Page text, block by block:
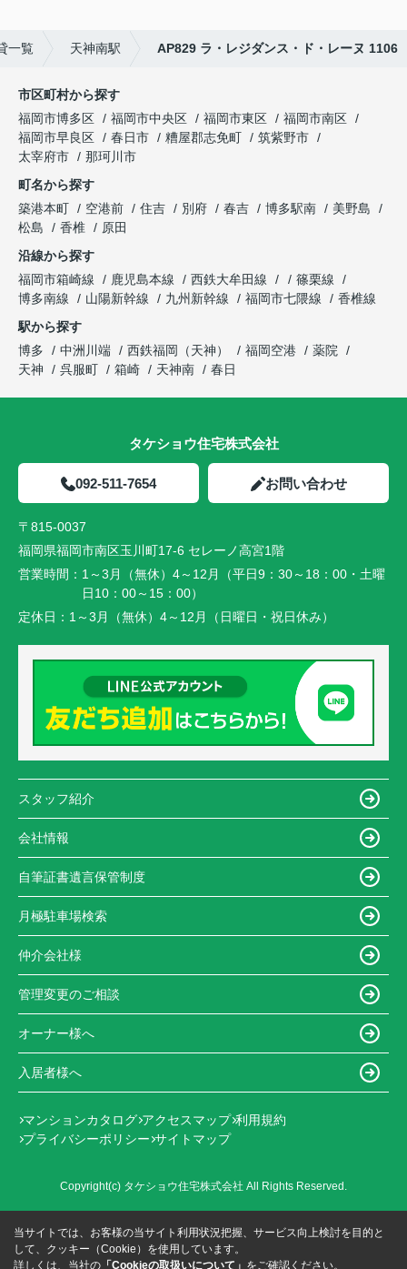
一覧 天神南駅 AP829 ラ・レジダンス・ド・レーヌ 1106
市区町村から探す
福岡市博多区
福岡市中央区 福岡市東区
福岡市南区
福岡市早良区
春日市 糟屋郡志免町
筑紫野市
太宰府市
那珂川市
町名から探す
築港本町
空港前 住吉 別府 春吉 博多駅南
美野島
松島
香椎
原田
沿線から探す
福岡市箱崎線
鹿児島本線 西鉄大牟田線
篠栗線
博多南線
山陽新幹線 九州新幹線 福岡市七隈線
香椎線
駅から探す
博多
中洲川端 西鉄福岡（天神） 福岡空港
薬院
天神
呉服町 箱崎 天神南 春日
タケショウ住宅株式会社
092-511-7654 お問い合わせ
〒815-0037
福岡県福岡市南区玉川町17-6 セレーノ高宮1階
営業時間： 1～3月（無休）4～12月（平日9：30～18：00・土曜
日10：00～15：00）
定休日： 1～3月（無休）4～12月（日曜日・祝日休み）
スタッフ紹介
会社情報
自筆証書遺言保管制度
月極駐車場検索
仲介会社様
管理変更のご相談
オーナー様へ
入居者様へ
マンションカタログ アクセスマップ 利用規約
プライバシーポリシー サイトマップ
Copyright(c) タケショウ住宅株式会社 All Rights Reserved.
当サイトでは、お客様の当サイト利用状況把握、サービス向上検討を目的と
して、クッキー（Cookie）を使用しています。
詳しくは、当社の 「Cookieの取扱いについて」 をご確認ください。